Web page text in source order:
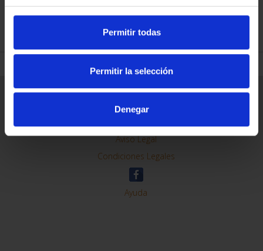
Permitir todas
Permitir la selección
Denegar
REFINE
General Information
Contacto
Aviso Legal
Condiciones Legales
Ayuda